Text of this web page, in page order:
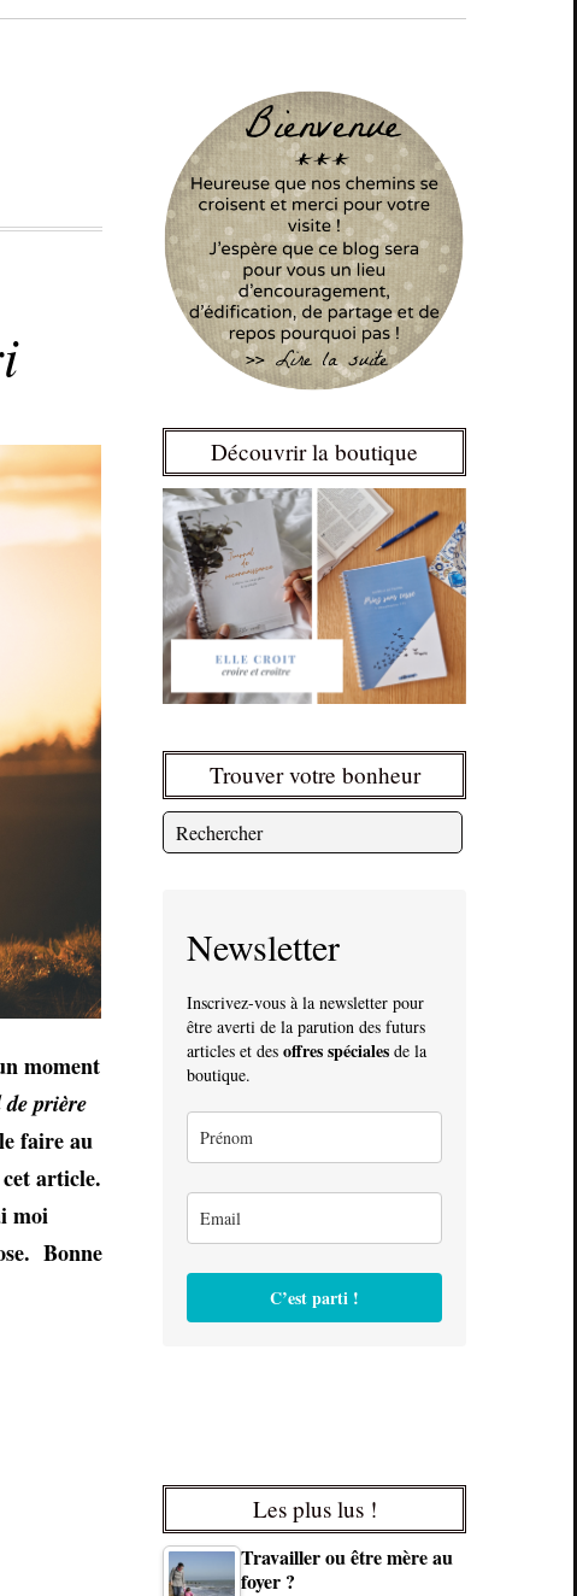
moment
prière
faire au
article.
moi
Bonne
Découvrir la boutique
Trouver votre bonheur
Newsletter
Inscrivez-vous à la newsletter pour
être averti de la parution des futurs
articles et des offres spéciales de la
boutique.
C’est parti !
Les plus lus !
Travailler ou être mère au
foyer ?